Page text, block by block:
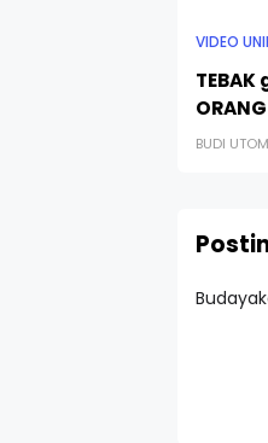
VIDEO
TEBAK
BUDI